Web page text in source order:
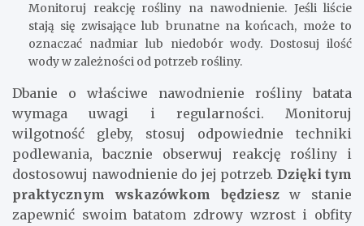
Monitoruj reakcję rośliny na nawodnienie. Jeśli liście
stają się zwisające lub brunatne na końcach, może to
oznaczać nadmiar lub niedobór wody. Dostosuj ilość
wody w zależności od potrzeb rośliny.
Dbanie o właściwe nawodnienie rośliny batata
wymaga uwagi i regularności. Monitoruj
wilgotność gleby, stosuj odpowiednie techniki
podlewania, bacznie obserwuj reakcję rośliny i
dostosowuj nawodnienie do jej potrzeb. Dzięki tym
praktycznym wskazówkom będzieszw stanie
zapewnić swoim batatom zdrowy wzrost i obfity